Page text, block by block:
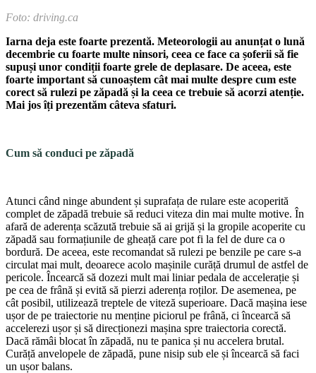
Foto: driving.ca
Iarna deja este foarte prezentă. Meteorologii au anunțat o lună
de­cembrie cu foarte mul­te ninsori, ceea ce face ca șoferii să fie
supuși unor condiții foarte grele de deplasare. De aceea, este
foarte im­portant să cunoaștem cât mai multe despre cum este
corect să ru­lezi pe zăpadă și la ceea ce trebuie să acorzi atenție.
Mai jos îți pre­zentăm câteva sfaturi.
Cum să conduci pe zăpadă
Atunci când ninge abun­dent și suprafața de rulare este acoperită
complet de zăpadă trebuie să reduci vi­teza din mai multe motive. În
afară de aderența scă­zută trebuie să ai grijă și la gropile acoperite cu
zăpadă sau formațiunile de gheață care pot fi la fel de dure ca o
bordură. De aceea, este recomandat să rulezi pe benzile pe care s-a
circulat mai mult, deoarece acolo mașinile curăță drumul de astfel de
pericole. Încearcă să dozezi mult mai liniar pedala de accelerație și
pe cea de frână și evită să pierzi aderența roților. De asemenea, pe
cât posibil, utilizează treptele de viteză superioare. Dacă mașina iese
ușor de pe traiecto­rie nu menține piciorul pe frână, ci încearcă să
accele­rezi ușor și să direcționezi mașina spre traiectoria co­rectă.
Dacă rămâi blocat în zăpadă, nu te panica și nu accelera brutal.
Curăță an­velopele de zăpadă, pune nisip sub ele și încearcă să faci
un ușor balans.